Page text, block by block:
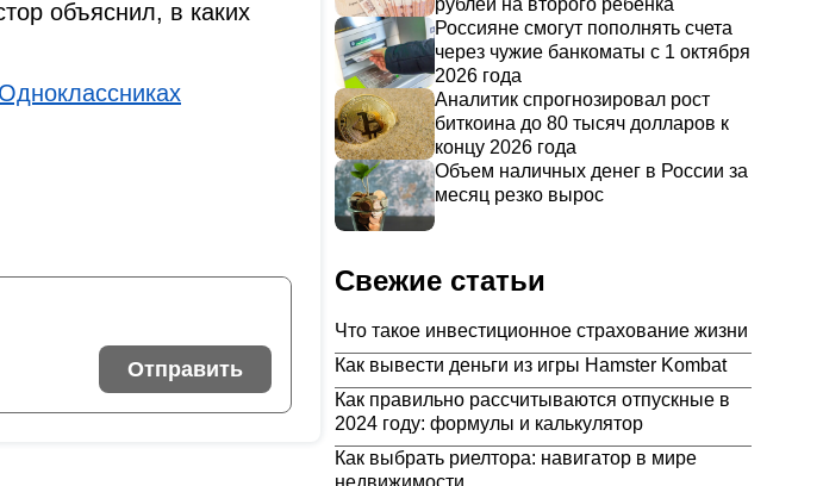
объяснил, в каких
Одноклассниках
Отправить
рублей на второго ребенка
Россияне смогут пополнять счета
через чужие банкоматы с 1 октября
2026 года
Аналитик спрогнозировал рост
биткоина до 80 тысяч долларов к
концу 2026 года
Объем наличных денег в России за
месяц резко вырос
Свежие статьи
Что такое инвестиционное страхование жизни
Как вывести деньги из игры Hamster Kombat
Как правильно рассчитываются отпускные в
2024 году: формулы и калькулятор
Как выбрать риелтора: навигатор в мире
недвижимости